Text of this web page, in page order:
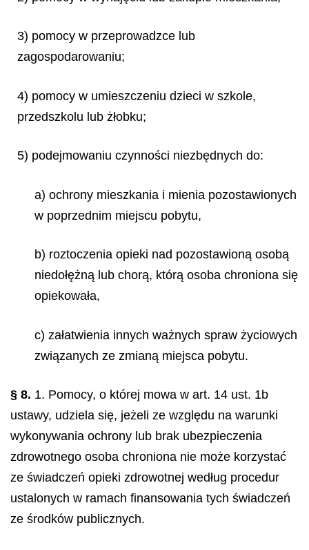
3) pomocy w przeprowadzce lub
zagospodarowaniu;
4) pomocy w umieszczeniu dzieci w szkole,
przedszkolu lub żłobku;
5) podejmowaniu czynności niezbędnych do:
a) ochrony mieszkania i mienia pozostawionych
w poprzednim miejscu pobytu,
b) roztoczenia opieki nad pozostawioną osobą
niedołężną lub chorą, którą osoba chroniona się
opiekowała,
c) załatwienia innych ważnych spraw życiowych
związanych ze zmianą miejsca pobytu.
§ 8. 1. Pomocy, o której mowa w art. 14 ust. 1b
ustawy, udziela się, jeżeli ze względu na warunki
wykonywania ochrony lub brak ubezpieczenia
zdrowotnego osoba chroniona nie może korzystać
ze świadczeń opieki zdrowotnej według procedur
ustalonych w ramach finansowania tych świadczeń
ze środków publicznych.